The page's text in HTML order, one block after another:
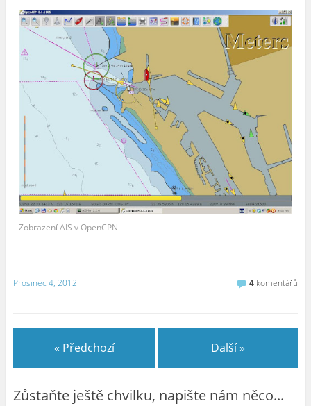
Zobrazení AIS v OpenCPN
Prosinec 4, 2012 4 komentářů
« Předchozí Další »
Zůstaňte ještě chvilku, napište nám něco...